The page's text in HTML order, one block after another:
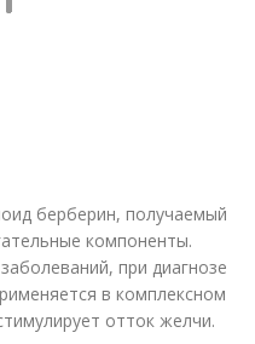
берберин, получаемый
компоненты.
при диагнозе
в комплексном
отток желчи.